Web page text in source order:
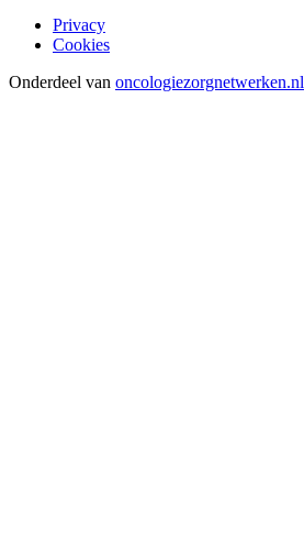
Privacy
Cookies
Onderdeel van oncologiezorgnetwerken.nl